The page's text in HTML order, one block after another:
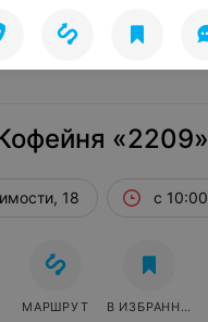
«2209»
18 с 10:00
МАРШРУТ В ИЗБРАННОЕ